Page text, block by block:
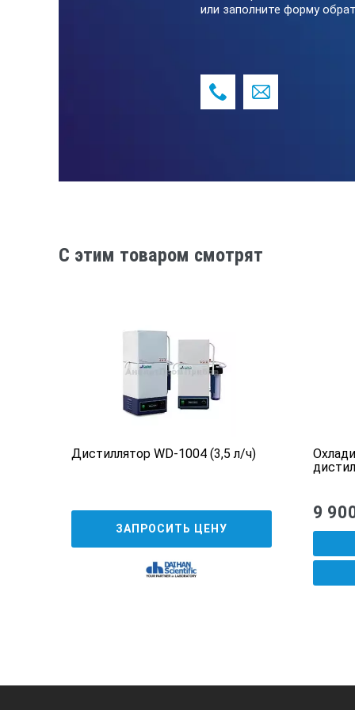
или заполните форму
C этим товаром смотрят
Дистиллятор WD-1004 (3,5 л/ч)
ЗАПРОСИТЬ ЦЕНУ
9